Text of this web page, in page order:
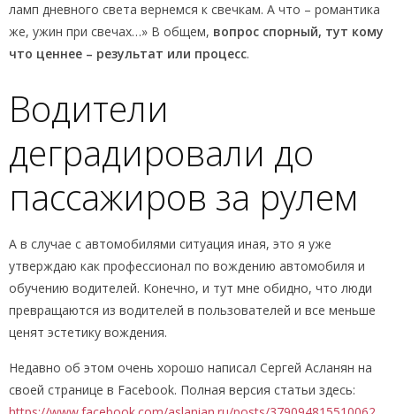
ламп дневного света вернемся к свечкам. А что – романтика
же, ужин при свечах…» В общем, вопрос спорный, тут кому
что ценнее – результат или процесс.
Водители
деградировали до
пассажиров за рулем
А в случае с автомобилями ситуация иная, это я уже
утверждаю как профессионал по вождению автомобиля и
обучению водителей. Конечно, и тут мне обидно, что люди
превращаются из водителей в пользователей и все меньше
ценят эстетику вождения.
Недавно об этом очень хорошо написал Сергей Асланян на
своей странице в Facebook. Полная версия статьи здесь: